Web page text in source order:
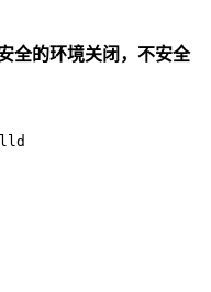
全的环境关闭，不安全